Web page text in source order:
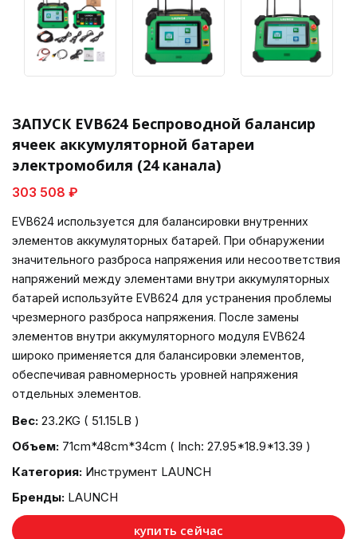
ЗАПУСК EVB624 Беспроводной балансир
ячеек аккумуляторной батареи
электромобиля (24 канала)
303 508 ₽
EVB624 используется для балансировки внутренних
элементов аккумуляторных батарей. При обнаружении
значительного разброса напряжения или несоответствия
напряжений между элементами внутри аккумуляторных
батарей используйте EVB624 для устранения проблемы
чрезмерного разброса напряжения. После замены
элементов внутри аккумуляторного модуля EVB624
широко применяется для балансировки элементов,
обеспечивая равномерность уровней напряжения
отдельных элементов.
Вес: 23.2KG ( 51.15LB )
Объем: 71cm*48cm*34cm ( Inch: 27.95*18.9*13.39 )
Категория: Инструмент LAUNCH
Бренды: LAUNCH
купить сейчас